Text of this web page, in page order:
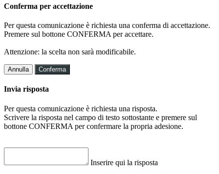
Conferma per accettazione
Per questa comunicazione è richiesta una conferma di accettazione.
Premere sul bottone CONFERMA per accettare.
Attenzione: la scelta non sarà modificabile.
Annulla Conferma
Invia risposta
Per questa comunicazione è richiesta una risposta.
Scrivere la risposta nel campo di testo sottostante e premere sul
bottone CONFERMA per confermare la propria adesione.
Inserire qui la risposta